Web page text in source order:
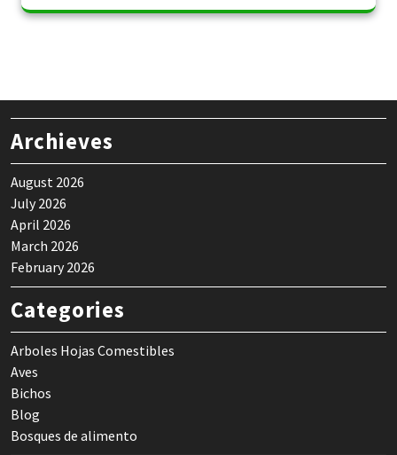
Archieves
August 2026
July 2026
April 2026
March 2026
February 2026
Categories
Arboles Hojas Comestibles
Aves
Bichos
Blog
Bosques de alimento